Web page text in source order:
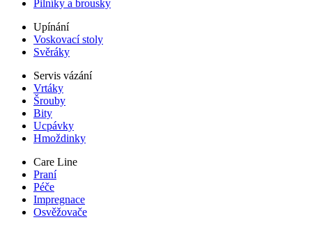
Pilníky a brousky
Upínání
Voskovací stoly
Svěráky
Servis vázání
Vrtáky
Šrouby
Bity
Ucpávky
Hmoždinky
Care Line
Praní
Péče
Impregnace
Osvěžovače